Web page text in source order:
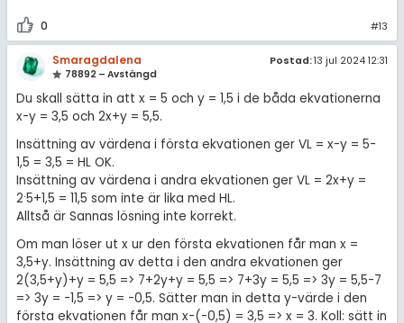
0 #13
Smaragdalena
78892 – Avstängd
Postad:13 jul 2024 12:31
Du skall sätta in att x = 5 och y = 1,5 i de båda ekvationerna
x-y = 3,5 och 2x+y = 5,5.
Insättning av värdena i första ekvationen ger VL = x-y = 5-
1,5 = 3,5 = HL OK.
Insättning av värdena i andra ekvationen ger VL = 2x+y =
2.5+1,5 = 11,5 som inte är lika med HL.
Alltså är Sannas lösning inte korrekt.
Om man löser ut x ur den första ekvationen får man x =
3,5+y. Insättning av detta i den andra ekvationen ger
2(3,5+y)+y = 5,5 => 7+2y+y = 5,5 => 7+3y = 5,5 => 3y = 5,5-7
=> 3y = -1,5 => y = -0,5. Sätter man in detta y-värde i den
första ekvationen får man x-(-0,5) = 3,5 => x = 3. Koll: sätt in